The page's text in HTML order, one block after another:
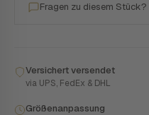
Fragen zu diesem Stück?
Versichert versendet
via UPS, FedEx & DHL
Größenanpassung